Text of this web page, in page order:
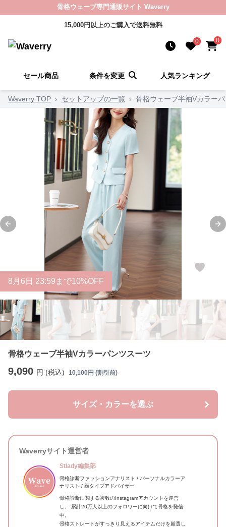
骨格ウェーブ専門通販サイト Waverry
15,000円以上のご購入で送料無料
0 0
セール商品 条件を変更 人気ランキング
Waverry TOP › セットアップの一覧 › 骨格ウェーブ半袖Vカラー
Previous slide
8 月 6 日 23:59まで10%OFF
骨格ウェーブ半袖Vカラーパンツスーツ
9,090 円 (税込) 10,100円 (割引前)
サイズ・カラーを選ぶ
Waverryサイト運営者
Stlady編集部
骨格診断ファッションアナリスト / パーソナルカラーア
ナリスト / 顔タイプアドバイザー
骨格診断に関する複数のInstagramアカウントを運営
し、 累計20万人以上のフォロワーに向けて骨格を発信
中。
骨格ストレートがすっきり見えるアイテムだけを厳選し